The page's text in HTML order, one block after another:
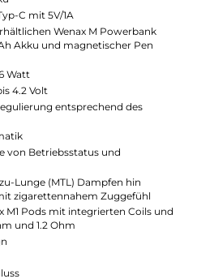
Wenax M1 Pods mit
von 0.8 Ohm
Dampferlebnis
Coils erzeugen mit
geschmacksintensiven
PCTG Pods fassen bis zu
eines Side-Fill-Systems
zu befüllen. Für ein noch
können zudem die
eingesetzt werden.
Pod-System im Pen-Style